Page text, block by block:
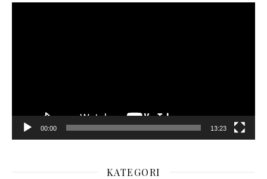
00:00 13:23
KATEGORI